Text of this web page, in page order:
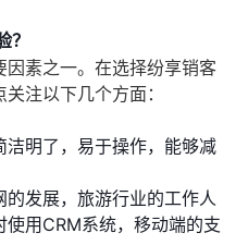
？
素之一。在选择纷享销客
注以下几个方面：
洁明了，易于操作，能够减
的发展，旅游行业的工作人
用CRM系统，移动端的支